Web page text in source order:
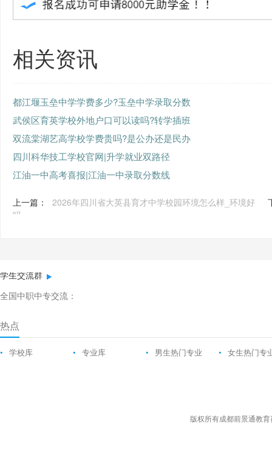
相关资讯
都江堰玉垒中学学费多少?玉垒中学录取分数
武侯区育英学校外地户口可以读吗?转学插班
双流棠湖艺高学校学费贵吗?是公办还是民办
四川科华技工学校官网|升学就业双路径
江油一中高考喜报|江油一中录取分数线
上一篇：
2026年四川省大英县育才中学校园环境怎么样_环境好
吗
学生交流群
全国中职中专交流：
热点
• 学校库 • 专业库 • 男生热门专业 • 女生热门专
版权所有成都前景通教